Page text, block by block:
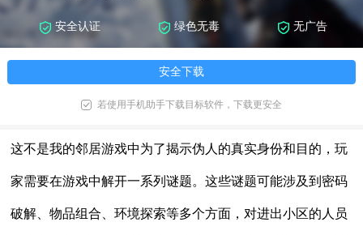
安全认证 绿色无毒 无广告
安全下载
若使用手机助手下载目标软件，下载更安全
这不是我的邻居游戏中为了揭示伪人的真实身份和目的，玩
家需要在游戏中解开一系列谜题。这些谜题可能涉及到密码
破解、物品组合、环境探索等多个方面，对进出小区的人员